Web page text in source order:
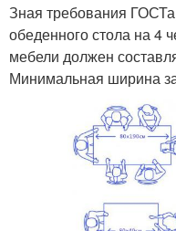
Зная требования
обеденного стола на 4
мебели должен
Минимальная ширина